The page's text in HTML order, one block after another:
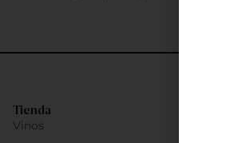
Tienda
Vinos